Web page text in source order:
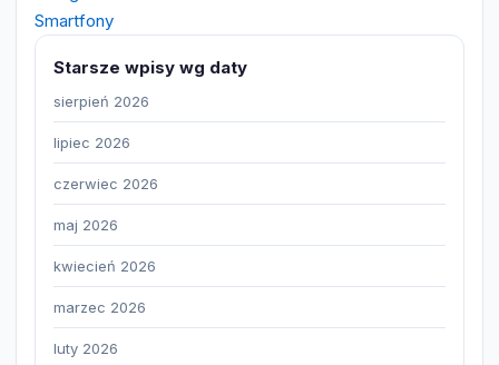
Smartfony
Starsze wpisy wg daty
sierpień 2026
lipiec 2026
czerwiec 2026
maj 2026
kwiecień 2026
marzec 2026
luty 2026